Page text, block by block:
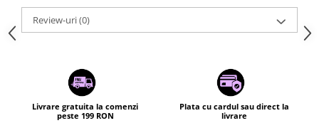
Review-uri(0)
Livrare gratuita la comenzi
peste 199 RON
Plata cu cardul sau direct la
livrare